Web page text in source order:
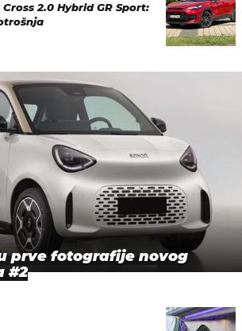
2.0 Hybrid GR Sport:
prve fotografije novog
#2